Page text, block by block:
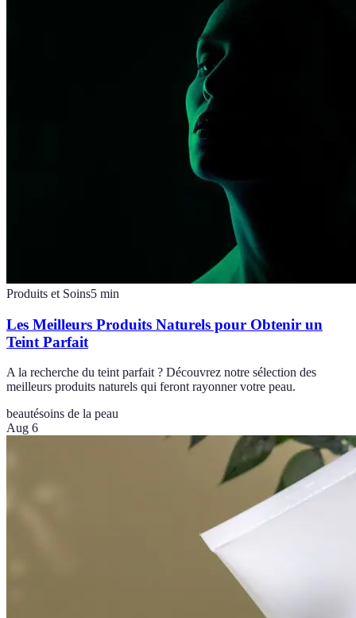
Produits et Soins5 min
Les Meilleurs Produits Naturels pour Obtenir un
Teint Parfait
A la recherche du teint parfait ? Découvrez notre sélection des
meilleurs produits naturels qui feront rayonner votre peau.
beautésoins de la peau
Aug 6